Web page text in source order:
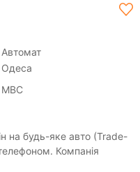
Автомат
Одеса
МВС
Компанія